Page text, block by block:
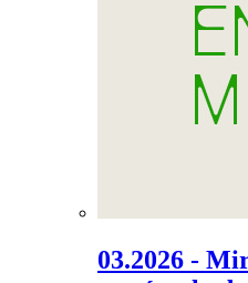
03.2026 -